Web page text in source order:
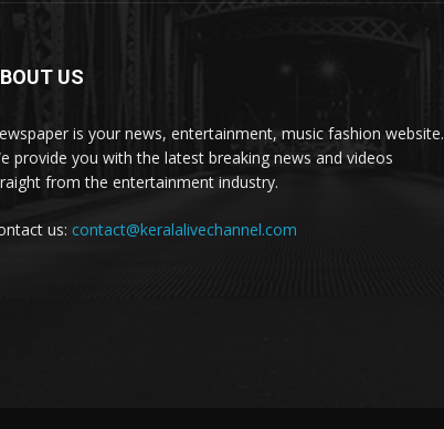
US
is your news, entertainment, music fashion website.
provide you with the latest breaking news and videos
from the entertainment industry.
us: contact@keralalivechannel.com